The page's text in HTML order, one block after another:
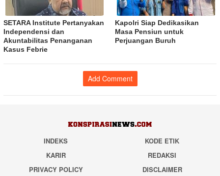
SETARA Institute Pertanyakan
Independensi dan
Akuntabilitas Penanganan
Kasus Febrie
Kapolri Siap Dedikasikan
Masa Pensiun untuk
Perjuangan Buruh
Add Comment
INDEKS
KODE ETIK
KARIR
REDAKSI
PRIVACY POLICY
DISCLAIMER